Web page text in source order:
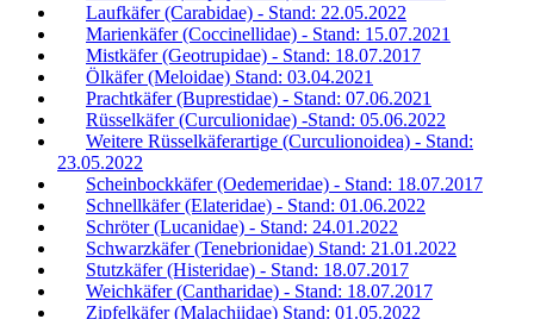
Laufkäfer (Carabidae) - Stand: 22.05.2022
Marienkäfer (Coccinellidae) - Stand: 15.07.2021
Mistkäfer (Geotrupidae) - Stand: 18.07.2017
Ölkäfer (Meloidae) Stand: 03.04.2021
Prachtkäfer (Buprestidae) - Stand: 07.06.2021
Rüsselkäfer (Curculionidae) -Stand: 05.06.2022
Weitere Rüsselkäferartige (Curculionoidea) - Stand:
23.05.2022
Scheinbockkäfer (Oedemeridae) - Stand: 18.07.2017
Schnellkäfer (Elateridae) - Stand: 01.06.2022
Schröter (Lucanidae) - Stand: 24.01.2022
Schwarzkäfer (Tenebrionidae) Stand: 21.01.2022
Stutzkäfer (Histeridae) - Stand: 18.07.2017
Weichkäfer (Cantharidae) - Stand: 18.07.2017
Zipfelkäfer (Malachiidae) Stand: 01.05.2022